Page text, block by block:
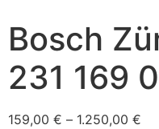
Bosch
231 169
159,00 € – 1.250,00 €